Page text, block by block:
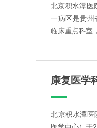
北京积水潭医
一病区是贵州
临床重点科室
康复医学
北京积水潭医